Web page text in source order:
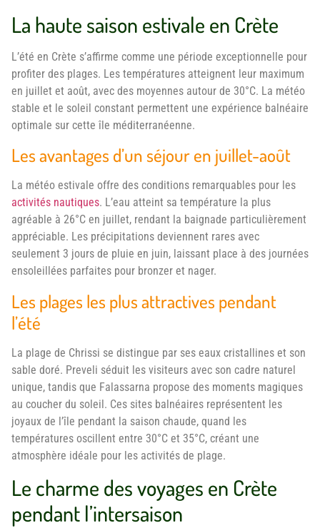
La haute saison estivale en Crète
L’été en Crète s’affirme comme une période exceptionnelle pour
profiter des plages. Les températures atteignent leur maximum
en juillet et août, avec des moyennes autour de 30°C. La météo
stable et le soleil constant permettent une expérience balnéaire
optimale sur cette île méditerranéenne.
Les avantages d’un séjour en juillet-août
La météo estivale offre des conditions remarquables pour les
activités nautiques. L’eau atteint sa température la plus
agréable à 26°C en juillet, rendant la baignade particulièrement
appréciable. Les précipitations deviennent rares avec
seulement 3 jours de pluie en juin, laissant place à des journées
ensoleillées parfaites pour bronzer et nager.
Les plages les plus attractives pendant
l’été
La plage de Chrissi se distingue par ses eaux cristallines et son
sable doré. Preveli séduit les visiteurs avec son cadre naturel
unique, tandis que Falassarna propose des moments magiques
au coucher du soleil. Ces sites balnéaires représentent les
joyaux de l’île pendant la saison chaude, quand les
températures oscillent entre 30°C et 35°C, créant une
atmosphère idéale pour les activités de plage.
Le charme des voyages en Crète
pendant l’intersaison